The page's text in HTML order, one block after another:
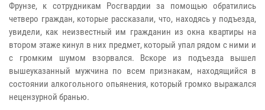
Фрунзе, к сотрудникам Росгвардии за помощью обратились
четверо граждан, которые рассказали, что, находясь у подъезда,
увидели, как неизвестный им гражданин из окна квартиры на
втором этаже кинул в них предмет, который упал рядом с ними и
с громким шумом взорвался. Вскоре из подъезда вышел
вышеуказанный мужчина по всем признакам, находящийся в
состоянии алкогольного опьянения, который громко выражался
нецензурной бранью.